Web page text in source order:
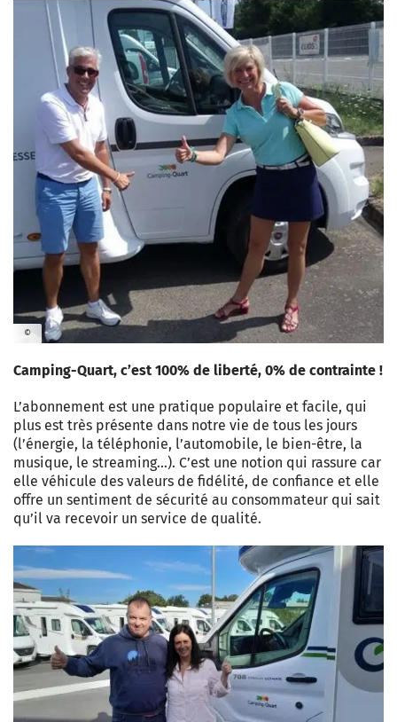
©
Camping-Quart, c’est 100% de liberté, 0% de contrainte !
L’abonnement est une pratique populaire et facile, qui
plus est très présente dans notre vie de tous les jours
(l’énergie, la téléphonie, l’automobile, le bien-être, la
musique, le streaming…). C’est une notion qui rassure car
elle véhicule des valeurs de fidélité, de confiance et elle
offre un sentiment de sécurité au consommateur qui sait
qu’il va recevoir un service de qualité.